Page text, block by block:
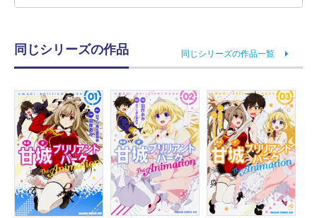
同じシリーズの作品 同じシリーズの作品一覧